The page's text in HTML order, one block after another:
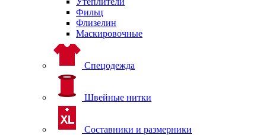
Фильц
Флизелин
Маскировочные
Спецодежда
Швейные нитки
Составники и размерники